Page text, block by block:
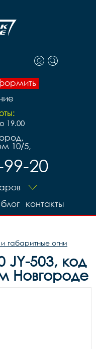
19.00
10/5,
20
контакты
блог
габаритные огни
JY-503, код
Новгороде